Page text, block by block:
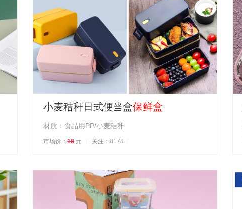
小麦秸秆日式便当盒保鲜盒
材质：食品用PP/小麦秸秆
市场价： 18 元 关注：8178